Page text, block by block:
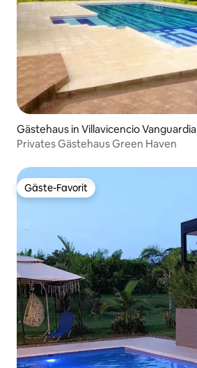
Gästehaus in Villavicencio Vanguardia
Privates Gästehaus Green Haven
Gäste-Favorit
Gäste-Favorit